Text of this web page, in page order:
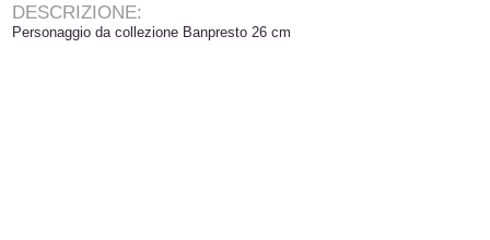
DESCRIZIONE:
Personaggio da collezione Banpresto 26 cm